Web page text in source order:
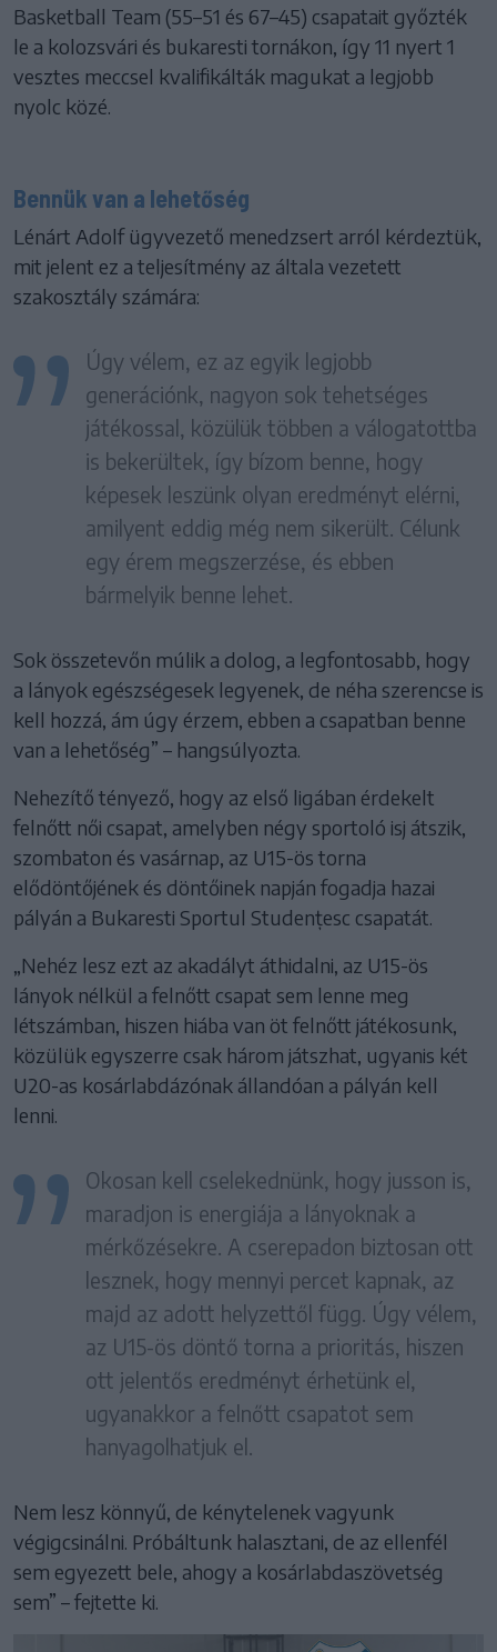
Basketball Team (55–51 és 67–45) csapatait győzték
le a kolozsvári és bukaresti tornákon, így 11 nyert 1
vesztes meccsel kvalifikálták magukat a legjobb
nyolc közé.
Bennük van a lehetőség
Lénárt Adolf ügyvezető menedzsert arról kérdeztük,
mit jelent ez a teljesítmény az általa vezetett
szakosztály számára:
Úgy vélem, ez az egyik legjobb
generációnk, nagyon sok tehetséges
játékossal, közülük többen a válogatottba
is bekerültek, így bízom benne, hogy
képesek leszünk olyan eredményt elérni,
amilyent eddig még nem sikerült. Célunk
egy érem megszerzése, és ebben
bármelyik benne lehet.
Sok összetevőn múlik a dolog, a legfontosabb, hogy
a lányok egészségesek legyenek, de néha szerencse is
kell hozzá, ám úgy érzem, ebben a csapatban benne
van a lehetőség” – hangsúlyozta.
Nehezítő tényező, hogy az első ligában érdekelt
felnőtt női csapat, amelyben négy sportoló isj átszik,
szombaton és vasárnap, az U15-ös torna
elődöntőjének és döntőinek napján fogadja hazai
pályán a Bukaresti Sportul Studențesc csapatát.
„Nehéz lesz ezt az akadályt áthidalni, az U15-ös
lányok nélkül a felnőtt csapat sem lenne meg
létszámban, hiszen hiába van öt felnőtt játékosunk,
közülük egyszerre csak három játszhat, ugyanis két
U20-as kosárlabdázónak állandóan a pályán kell
lenni.
Okosan kell cselekednünk, hogy jusson is,
maradjon is energiája a lányoknak a
mérkőzésekre. A cserepadon biztosan ott
lesznek, hogy mennyi percet kapnak, az
majd az adott helyzettől függ. Úgy vélem,
az U15-ös döntő torna a prioritás, hiszen
ott jelentős eredményt érhetünk el,
ugyanakkor a felnőtt csapatot sem
hanyagolhatjuk el.
Nem lesz könnyű, de kénytelenek vagyunk
végigcsinálni. Próbáltunk halasztani, de az ellenfél
sem egyezett bele, ahogy a kosárlabdaszövetség
sem” – fejtette ki.